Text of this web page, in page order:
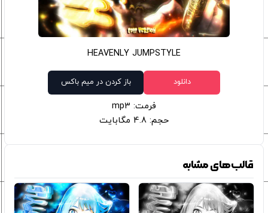
HEAVENLY JUMPSTYLE
دانلود باز کردن در میم باکس
فرمت: mp3
حجم: 4.8 مگابایت
قالب‌های مشابه